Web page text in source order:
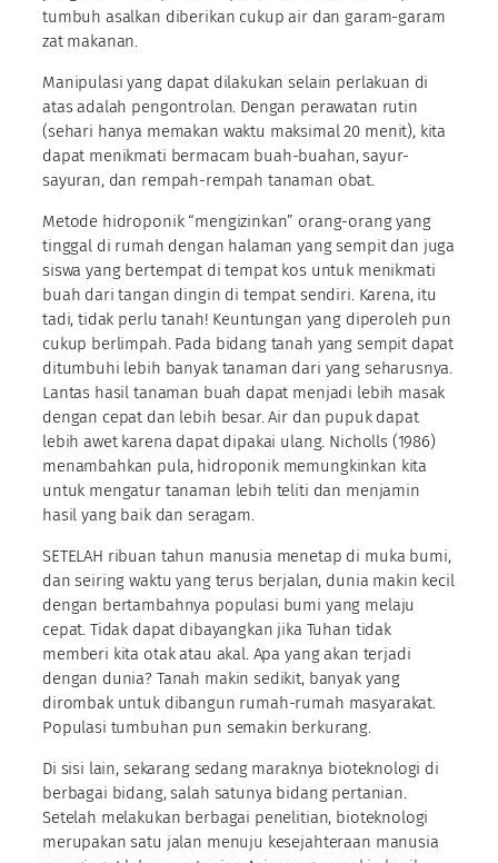
tumbuh asalkan diberikan cukup air dan garam-garam
zat makanan.
Manipulasi yang dapat dilakukan selain perlakuan di
atas adalah pengontrolan. Dengan perawatan rutin
(sehari hanya memakan waktu maksimal 20 menit), kita
dapat menikmati bermacam buah-buahan, sayur-
sayuran, dan rempah-rempah tanaman obat.
Metode hidroponik “mengizinkan” orang-orang yang
tinggal di rumah dengan halaman yang sempit dan juga
siswa yang bertempat di tempat kos untuk menikmati
buah dari tangan dingin di tempat sendiri. Karena, itu
tadi, tidak perlu tanah! Keuntungan yang diperoleh pun
cukup berlimpah. Pada bidang tanah yang sempit dapat
ditumbuhi lebih banyak tanaman dari yang seharusnya.
Lantas hasil tanaman buah dapat menjadi lebih masak
dengan cepat dan lebih besar. Air dan pupuk dapat
lebih awet karena dapat dipakai ulang. Nicholls (1986)
menambahkan pula, hidroponik memungkinkan kita
untuk mengatur tanaman lebih teliti dan menjamin
hasil yang baik dan seragam.
SETELAH ribuan tahun manusia menetap di muka bumi,
dan seiring waktu yang terus berjalan, dunia makin kecil
dengan bertambahnya populasi bumi yang melaju
cepat. Tidak dapat dibayangkan jika Tuhan tidak
memberi kita otak atau akal. Apa yang akan terjadi
dengan dunia? Tanah makin sedikit, banyak yang
dirombak untuk dibangun rumah-rumah masyarakat.
Populasi tumbuhan pun semakin berkurang.
Di sisi lain, sekarang sedang maraknya bioteknologi di
berbagai bidang, salah satunya bidang pertanian.
Setelah melakukan berbagai penelitian, bioteknologi
merupakan satu jalan menuju kesejahteraan manusia